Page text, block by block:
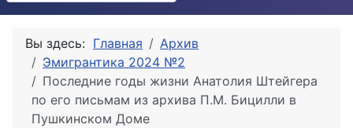
Вы здесь: Главная
Архив
Эмигрантика 2024 №2
Последние годы жизни Анатолия Штейгера
по его письмам из архива П.М. Бицилли в
Пушкинском Доме